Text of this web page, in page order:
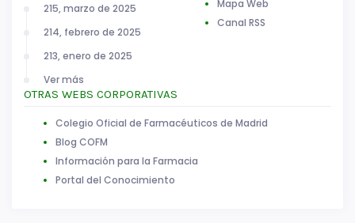
215, marzo de 2025
214, febrero de 2025
213, enero de 2025
Ver más
Mapa Web
Canal RSS
OTRAS WEBS CORPORATIVAS
Colegio Oficial de Farmacéuticos de Madrid
Blog COFM
Información para la Farmacia
Portal del Conocimiento